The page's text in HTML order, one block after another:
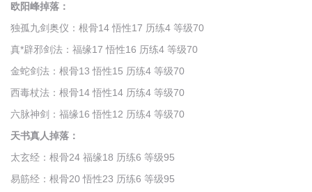
欧阳峰掉落：
独孤九剑奥仪：根骨14 悟性17 历练4 等级70
真*辟邪剑法：福缘17 悟性16 历练4 等级70
金蛇剑法：根骨13 悟性15 历练4 等级70
西毒杖法：根骨14 悟性14 历练4 等级70
六脉神剑：福缘16 悟性12 历练4 等级70
天书真人掉落：
太玄经：根骨24 福缘18 历练6 等级95
易筋经：根骨20 悟性23 历练6 等级95